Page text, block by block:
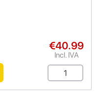
€40.99
Incl. IVA